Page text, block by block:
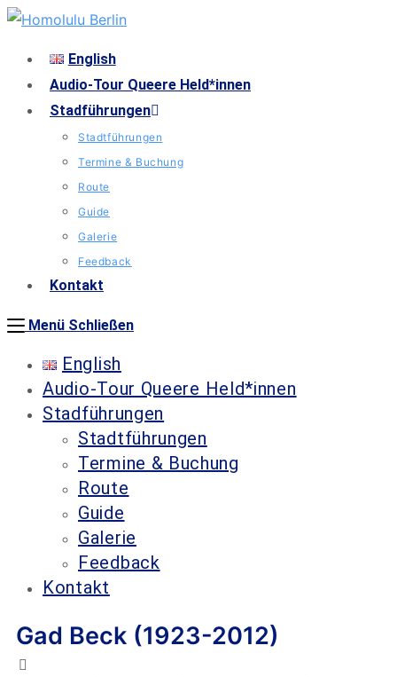
English
Audio-Tour Queere Held*innen
Stadführungen
Stadtführungen
Termine & Buchung
Route
Guide
Galerie
Feedback
Kontakt
Menü Schließen
English
Audio-Tour Queere Held*innen
Stadführungen
Stadtführungen
Termine & Buchung
Route
Guide
Galerie
Feedback
Kontakt
Gad Beck (1923-2012)